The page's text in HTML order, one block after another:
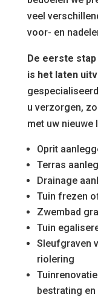
veel
voor- en
De eerste
is het laten
u verzorgen,
met uw nieuwe
Oprit
Terras
Drainage
Tuin frezen
Zwembad
Tuin
Sleufgraven
riolering
bestrating en